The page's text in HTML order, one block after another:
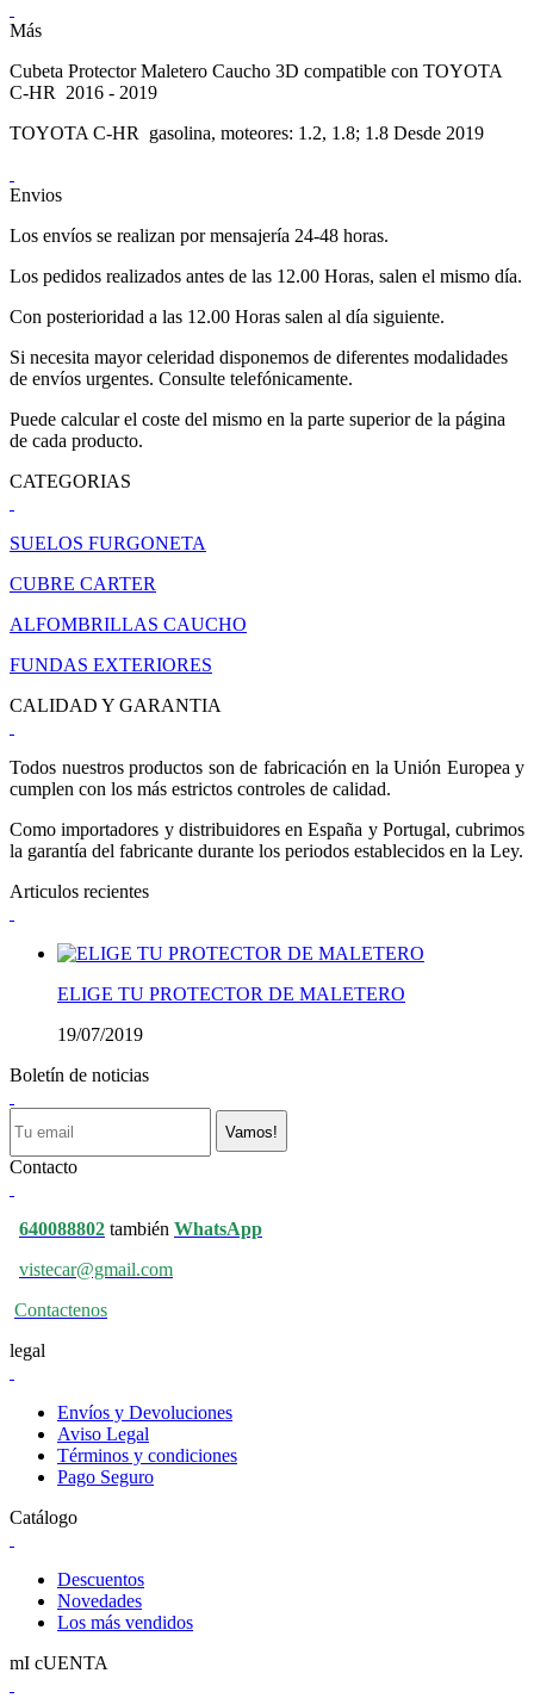
Más
Cubeta Protector Maletero Caucho 3D compatible con TOYOTA
C-HR 2016 - 2019
TOYOTA C-HR gasolina, moteores: 1.2, 1.8; 1.8 Desde 2019
Envios
Los envíos se realizan por mensajería 24-48 horas.
Los pedidos realizados antes de las 12.00 Horas, salen el mismo día.
Con posterioridad a las 12.00 Horas salen al día siguiente.
Si necesita mayor celeridad disponemos de diferentes modalidades
de envíos urgentes. Consulte telefónicamente.
Puede calcular el coste del mismo en la parte superior de la página
de cada producto.
CATEGORIAS
SUELOS FURGONETA
CUBRE CARTER
ALFOMBRILLAS CAUCHO
FUNDAS EXTERIORES
CALIDAD Y GARANTIA
Todos nuestros productos son de fabricación en la Unión Europea y
cumplen con los más estrictos controles de calidad.
Como importadores y distribuidores en España y Portugal, cubrimos
la garantía del fabricante durante los periodos establecidos en la Ley.
Articulos recientes
ELIGE TU PROTECTOR DE MALETERO
19/07/2019
Boletín de noticias
Vamos!
Contacto
640088802 también WhatsApp
vistecar@gmail.com
Contactenos
legal
Envíos y Devoluciones
Aviso Legal
Términos y condiciones
Pago Seguro
Catálogo
Descuentos
Novedades
Los más vendidos
mI cUENTA